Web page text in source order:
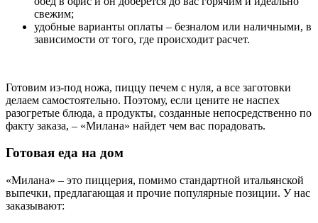
свежим;
удобные варианты оплаты – безналом или наличными, в
зависимости от того, где происходит расчет.
Готовим из-под ножа, пиццу печем с нуля, а все заготовки
делаем самостоятельно. Поэтому, если цените не наспех
разогретые блюда, а продукты, созданные непосредственно по
факту заказа, – «Милана» найдет чем вас порадовать.
Готовая еда на дом
«Милана» – это пиццерия, помимо стандартной итальянской
выпечки, предлагающая и прочие популярные позиции. У нас
заказывают: